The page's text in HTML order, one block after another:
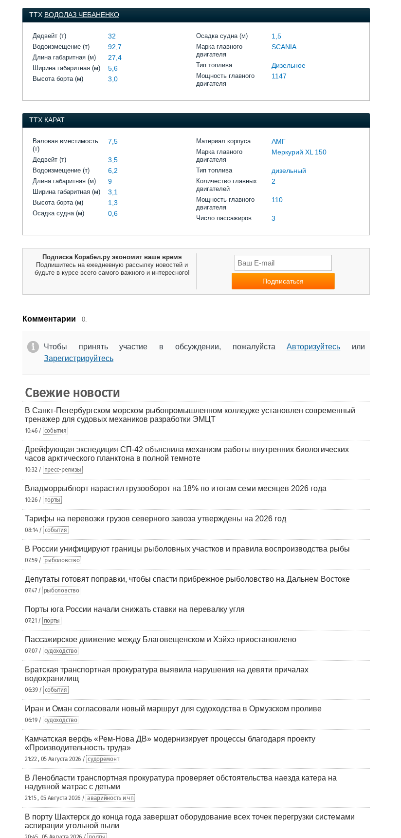
ТТХ ВОДОЛАЗ ЧЕБАНЕНКО
Дедвейт (т) 32
Водоизмещение (т) 92,7
Длина габаритная (м) 27,4
Ширина габаритная (м) 5,6
Высота борта (м) 3,0
Осадка судна (м) 1,5
Марка главного
двигателя
SCANIA
Тип топлива Дизельное
Мощность главного
двигателя
1147
ТТХ КАРАТ
Валовая вместимость
(т)
7,5
Дедвейт (т) 3,5
Водоизмещение (т) 6,2
Длина габаритная (м) 9
Ширина габаритная (м) 3,1
Высота борта (м) 1,3
Осадка судна (м) 0,6
Материал корпуса АМГ
Марка главного
двигателя
Меркурий XL 150
Тип топлива дизельный
Количество главных
двигателей
2
Мощность главного
двигателя
110
Число пассажиров 3
Подписка Корабел.ру экономит ваше время
Подпишитесь на ежедневную рассылку новостей и
будьте в курсе всего самого важного и интересного!
Комментарии 0.
Чтобы принять участие в обсуждении, пожалуйстаАвторизуйтесь или
Зарегистрируйтесь
Свежие новости
В Санкт-Петербургском морском рыбопромышленном колледже установлен современный
тренажер для судовых механиков разработки ЭМЦТ
10:46 / события
Дрейфующая экспедиция СП-42 объяснила механизм работы внутренних биологических
часов арктического планктона в полной темноте
10:32 / пресс-релизы
Владморрыбпорт нарастил грузооборот на 18% по итогам семи месяцев 2026 года
10:26 / порты
Тарифы на перевозки грузов северного завоза утверждены на 2026 год
08:14 / события
В России унифицируют границы рыболовных участков и правила воспроизводства рыбы
07:59 / рыболовство
Депутаты готовят поправки, чтобы спасти прибрежное рыболовство на Дальнем Востоке
07:47 / рыболовство
Порты юга России начали снижать ставки на перевалку угля
07:21 / порты
Пассажирское движение между Благовещенском и Хэйхэ приостановлено
07:07 / судоходство
Братская транспортная прокуратура выявила нарушения на девяти причалах
водохранилищ
06:39 / события
Иран и Оман согласовали новый маршрут для судоходства в Ормузском проливе
06:19 / судоходство
Камчатская верфь «Рем-Нова ДВ» модернизирует процессы благодаря проекту
«Производительность труда»
21:22 , 05 Августа 2026 / судоремонт
В Ленобласти транспортная прокуратура проверяет обстоятельства наезда катера на
надувной матрас с детьми
21:15 , 05 Августа 2026 / аварийность и чп
В порту Шахтерск до конца года завершат оборудование всех точек перегрузки системами
аспирации угольной пыли